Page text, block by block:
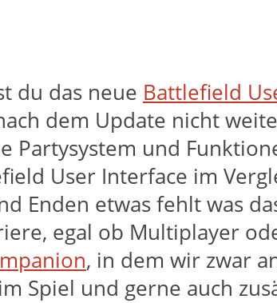
du das neue Battlefield
dem Update nicht
Partysystem und
User Interface im
Enden etwas fehlt was
egal ob Multiplayer
, in dem wir zwar
Spiel und gerne auch